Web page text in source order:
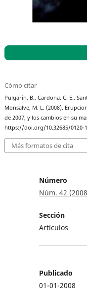
Cómo citar
Pulgarín, B., Cardona, C. E.,
Monsalve, M. L. (2008).
de 2007, y los cambios en su
https://doi.org/10.32685/0120-
Más formatos de cita
Número
Núm. 42
Sección
Artículos
Publicado
01-01-2008